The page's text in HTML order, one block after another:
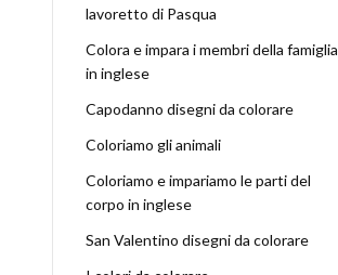
lavoretto di Pasqua
Colora e impara i membri della famiglia
in inglese
Capodanno disegni da colorare
Coloriamo gli animali
Coloriamo e impariamo le parti del
corpo in inglese
San Valentino disegni da colorare